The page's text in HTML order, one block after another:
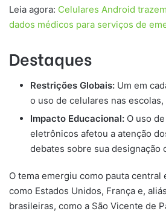
Leia agora: Celulares Android
dados médicos para serviços de
Destaques
Restrições Globais: Um em
o uso de celulares nas
Impacto Educacional: O uso
eletrônicos afetou a atenção
debates sobre sua designação
O tema emergiu como pauta central
como Estados Unidos, França e,
brasileiras, como a São Vicente de